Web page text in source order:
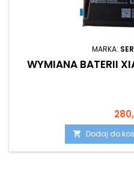
MARKA:
WYMIANA BATERII
 Dodaj do